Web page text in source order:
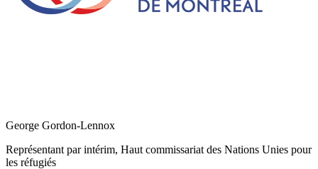
George Gordon-Lennox
Représentant par intérim, Haut commissariat des Nations Unies pour
les réfugiés